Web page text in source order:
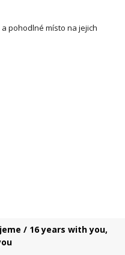
pohodlné místo na jejich
/ 16 years with you,